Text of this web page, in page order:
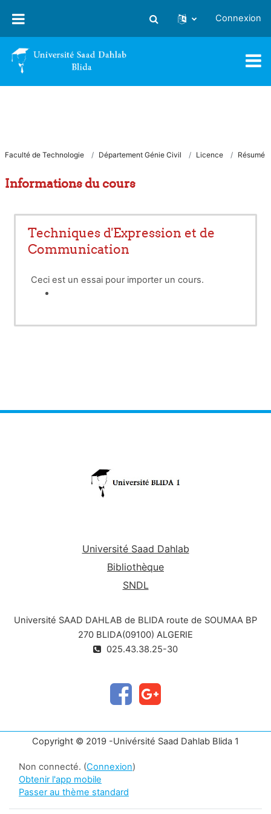
Activer/désactiver la saisie
Connexion
Faculté de Technologie Département Génie Civil Licence Résumé
Informations du cours
Techniques d'Expression et de
Communication
Ceci est un essai pour importer un cours.
Université Saad Dahlab
Bibliothèque
SNDL
Université SAAD DAHLAB de BLIDA route de SOUMAA BP
270 BLIDA(09100) ALGERIE
025.43.38.25-30
Copyright © 2019 -Univérsité Saad Dahlab Blida 1
Non connecté. (Connexion)
Obtenir l'app mobile
Passer au thème standard